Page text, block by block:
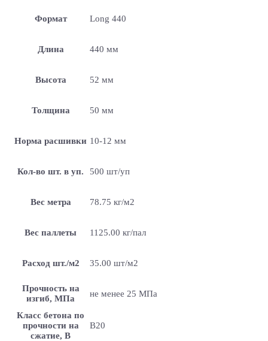
Формат Long 440
Длина 440 мм
Высота 52 мм
Толщина 50 мм
Норма расшивки 10-12 мм
Кол-во шт. в уп. 500 шт/уп
Вес метра 78.75 кг/м2
Вес паллеты 1125.00 кг/пал
Расход шт./м2 35.00 шт/м2
Прочность на
изгиб, МПа
не менее 25 МПа
Класс бетона по
прочности на
сжатие, В
B20